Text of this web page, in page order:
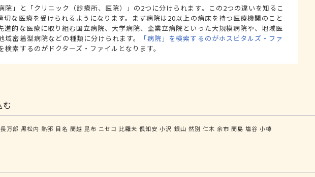
院」と「クリニック（診療所、医院）」の2つに分けられます。この2つの違いを知るこ
切な医療を受けられるようになります。まず病院は20以上の病床を持つ医療機関のこと
進的な医療に取り組む国立病院、大学病院、企業立病院といった大規模病院や、地域医
域密着型病院などの種類に分けられます。
「病院」を検索するのがホスピタルズ・ファ
検索するのがドクターズ・ファイルとなります。
長万部 黒松内 熱郛 目名 蘭越 昆布 ニセコ 比羅夫 倶知安 小沢 銀山 然別 仁木 余市 蘭島 塩谷 小樽